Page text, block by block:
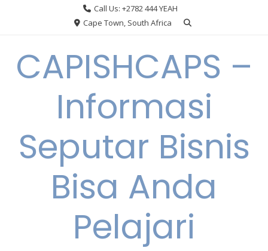
Call Us: +2782 444 YEAH
Cape Town, South Africa
CAPISHCAPS –
Informasi
Seputar Bisnis
Bisa Anda
Pelajari